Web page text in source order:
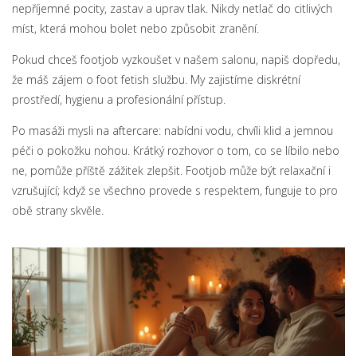
nepříjemné pocity, zastav a uprav tlak. Nikdy netlač do citlivých
míst, která mohou bolet nebo způsobit zranění.
Pokud chceš footjob vyzkoušet v našem salonu, napiš dopředu,
že máš zájem o foot fetish službu. My zajistíme diskrétní
prostředí, hygienu a profesionální přístup.
Po masáži mysli na aftercare: nabídni vodu, chvíli klid a jemnou
péči o pokožku nohou. Krátký rozhovor o tom, co se líbilo nebo
ne, pomůže příště zážitek zlepšit. Footjob může být relaxační i
vzrušující; když se všechno provede s respektem, funguje to pro
obě strany skvěle.